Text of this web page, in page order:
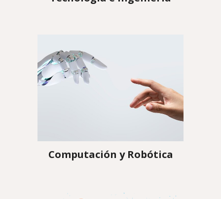
Computación y Robótica